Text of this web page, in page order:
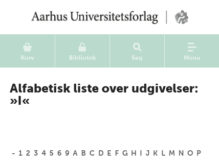
Kurv Bibliotek Søg Menu
Alfabetisk liste over udgivelser:
»I«
- 1 2 3 4 5 6 9 A B C D E F G H I J K L M N O P